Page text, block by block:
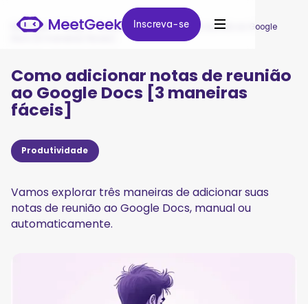
Inscreva-se
Inscreva-se
MeetGeek / Blog / Como adicionar notas de reunião ao Google
Como adicionar notas de reunião
ao Google Docs [3 maneiras
fáceis]
Produtividade
Vamos explorar três maneiras de adicionar suas
notas de reunião ao Google Docs, manual ou
automaticamente.